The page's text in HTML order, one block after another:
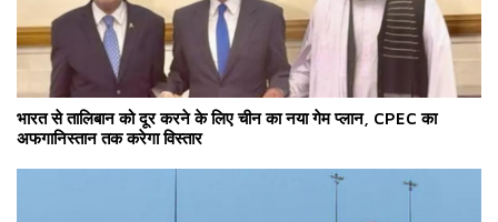
भारत से तालिबान को दूर करने के लिए चीन का नया गेम प्लान, CPEC का
अफगानिस्तान तक करेगा विस्तार